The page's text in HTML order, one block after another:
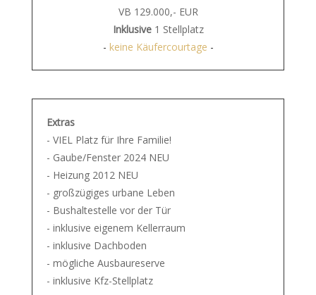
VB 129.000,- EUR
Inklusive1 Stellplatz
- keine Käufercourtage -
Extras
- VIEL Platz für Ihre Familie!
- Gaube/Fenster 2024 NEU
- Heizung 2012 NEU
- großzügiges urbane Leben
- Bushaltestelle vor der Tür
- inklusive eigenem Kellerraum
- inklusive Dachboden
- mögliche Ausbaureserve
- inklusive Kfz-Stellplatz